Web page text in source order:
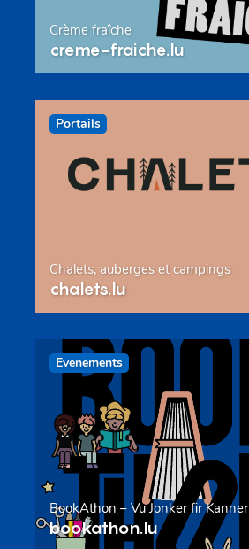
Crème fraîche
creme-fraiche.lu
Portails
Chalets, auberges et campings
chalets.lu
Evenements
BookAthon – Vu Jonker fir Kanner
bookathon.lu